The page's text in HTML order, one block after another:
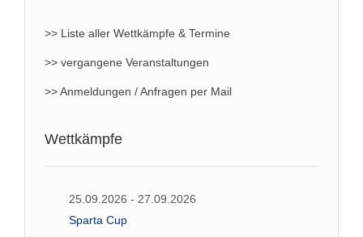
>> Liste aller Wettkämpfe & Termine
>> vergangene Veranstaltungen
>> Anmeldungen / Anfragen per Mail
Wettkämpfe
25.09.2026 - 27.09.2026
Sparta Cup